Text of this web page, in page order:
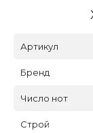
Артикул
Бренд
Число нот
Строй